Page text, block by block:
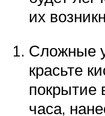
их
Сложные
красьте
покрытие
часа,